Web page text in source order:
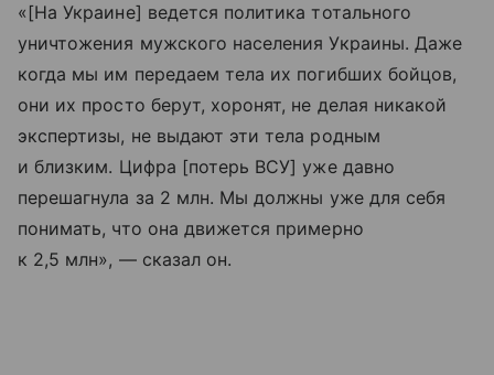
«[На Украине] ведется политика тотального
уничтожения мужского населения Украины. Даже
когда мы им передаем тела их погибших бойцов,
они их просто берут, хоронят, не делая никакой
экспертизы, не выдают эти тела родным
и близким. Цифра [потерь ВСУ] уже давно
перешагнула за 2 млн. Мы должны уже для себя
понимать, что она движется примерно
к 2,5 млн», — сказал он.